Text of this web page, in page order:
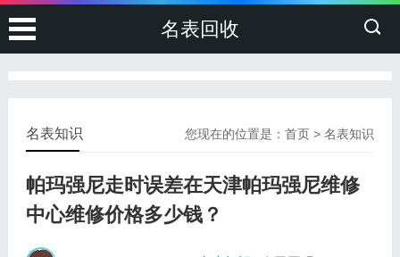
名表回收
您现在的位置是：首页 >名表知识
名表知识
帕玛强尼走时误差在天津帕玛强尼维修
中心维修价格多少钱？